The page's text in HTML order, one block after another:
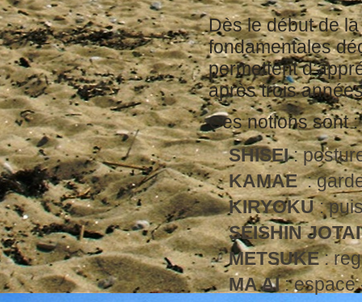
Dès le début de
fondamentales
permettent
après trois
Ces notions sont :
SHISEI:
KAMAE:
KIRYOKU:
SEISHIN JOTAI
METSUKE:
MA AI: espace